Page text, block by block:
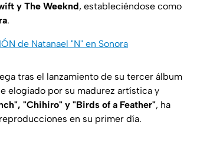
y The Weeknd, estableciéndose como
.
de Natanael "N" en Sonora
tras el lanzamiento de su tercer álbum
elogiado por su madurez artística y
"Chihiro" y "Birds of a Feather", ha
en su primer día.